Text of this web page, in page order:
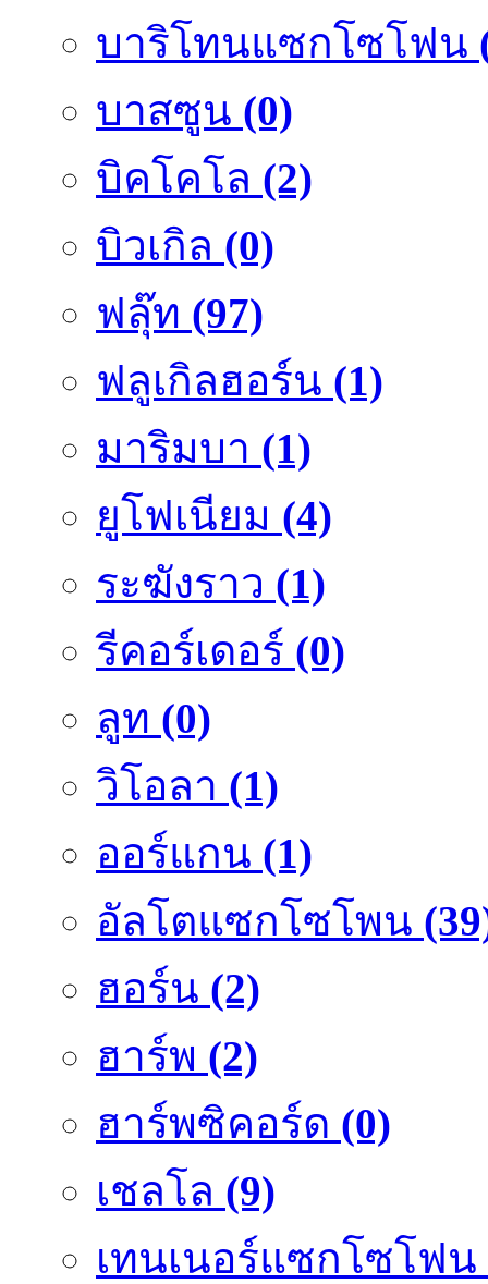
บาริโทนแซกโซโฟน
บาสซูน (0)
บิคโคโล (2)
บิวเกิล (0)
ฟลุ๊ท (97)
ฟลูเกิลฮอร์น (1)
มาริมบา (1)
ยูโฟเนียม (4)
ระฆังราว (1)
รีคอร์เดอร์ (0)
ลูท (0)
วิโอลา (1)
ออร์แกน (1)
อัลโตแซกโซโพน
ฮอร์น (2)
ฮาร์พ (2)
ฮาร์พซิคอร์ด (0)
เชลโล (9)
เทนเนอร์แซกโซโฟน